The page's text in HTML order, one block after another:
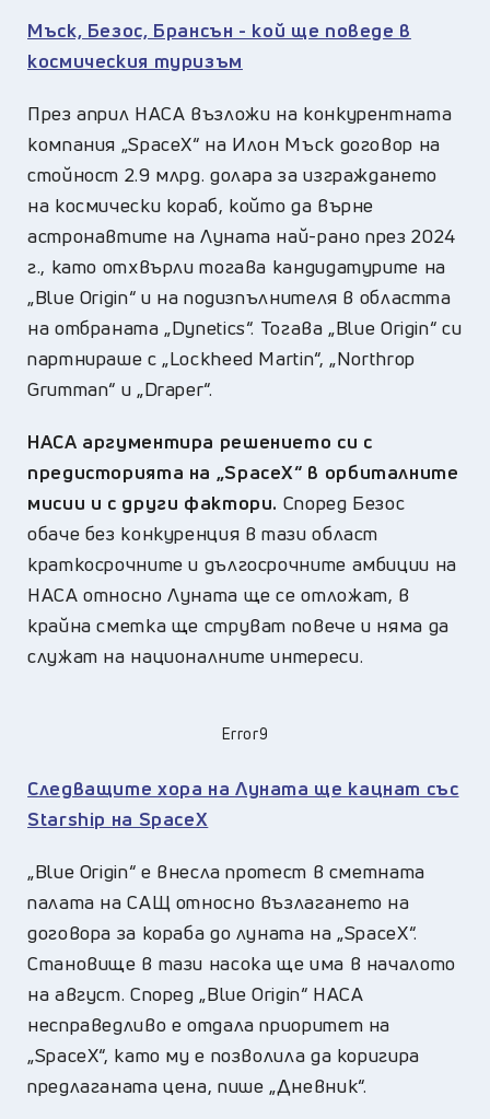
Мъск, Безос, Брансън - кой ще поведе в
космическия туризъм
През април НАСА възложи на конкурентната
компания „SpaceX“ на Илон Мъск договор на
стойност 2.9 млрд. долара за изграждането
на космически кораб, който да върне
астронавтите на Луната най-рано през 2024
г., като отхвърли тогава кандидатурите на
„Blue Origin“ и на подизпълнителя в областта
на отбраната „Dynetics“. Тогава „Blue Origin“ си
партнираше с „Lockheed Martin“, „Northrop
Grumman“ и „Draper“.
НАСА аргументира решението си с
предисторията на „SpaceX“ в орбиталните
мисии и с други фактори. Според Безос
обаче без конкуренция в тази област
краткосрочните и дългосрочните амбиции на
НАСА относно Луната ще се отложат, в
крайна сметка ще струват повече и няма да
служат на националните интереси.
Error9
Следващите хора на Луната ще кацнат със
Starship на SpaceX
„Blue Origin“ е внесла протест в сметната
палата на САЩ относно възлагането на
договора за кораба до луната на „SpaceX“.
Становище в тази насока ще има в началото
на август. Според „Blue Origin“ НАСА
несправедливо е отдала приоритет на
„SpaceX“, като му е позволила да коригира
предлаганата цена, пише „Дневник“.